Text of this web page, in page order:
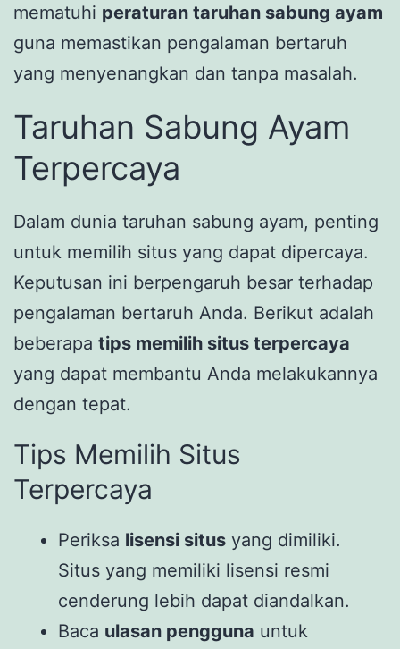
mematuhi peraturan taruhan sabung ayam
guna memastikan pengalaman bertaruh
yang menyenangkan dan tanpa masalah.
Taruhan Sabung Ayam
Terpercaya
Dalam dunia taruhan sabung ayam, penting
untuk memilih situs yang dapat dipercaya.
Keputusan ini berpengaruh besar terhadap
pengalaman bertaruh Anda. Berikut adalah
beberapa tips memilih situs terpercaya
yang dapat membantu Anda melakukannya
dengan tepat.
Tips Memilih Situs
Terpercaya
Periksa lisensi situs yang dimiliki.
Situs yang memiliki lisensi resmi
cenderung lebih dapat diandalkan.
Baca ulasan pengguna untuk